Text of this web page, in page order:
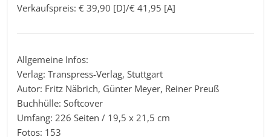
Verkaufspreis: € 39,90 [D]/€ 41,95 [A]
Allgemeine Infos:
Verlag: Transpress-Verlag, Stuttgart
Autor: Fritz Näbrich, Günter Meyer, Reiner Preuß
Buchhülle: Softcover
Umfang: 226 Seiten / 19,5 x 21,5 cm
Fotos: 153